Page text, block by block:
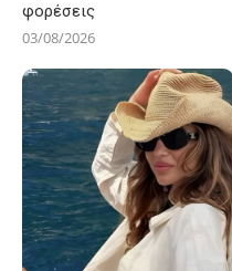
φορέσεις
03/08/2026